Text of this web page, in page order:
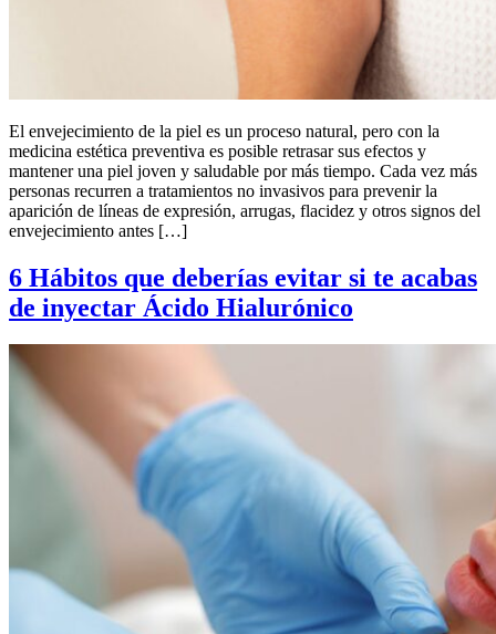
El envejecimiento de la piel es un proceso natural, pero con la
medicina estética preventiva es posible retrasar sus efectos y
mantener una piel joven y saludable por más tiempo. Cada vez más
personas recurren a tratamientos no invasivos para prevenir la
aparición de líneas de expresión, arrugas, flacidez y otros signos del
envejecimiento antes […]
6 Hábitos que deberías evitar si te acabas
de inyectar Ácido Hialurónico